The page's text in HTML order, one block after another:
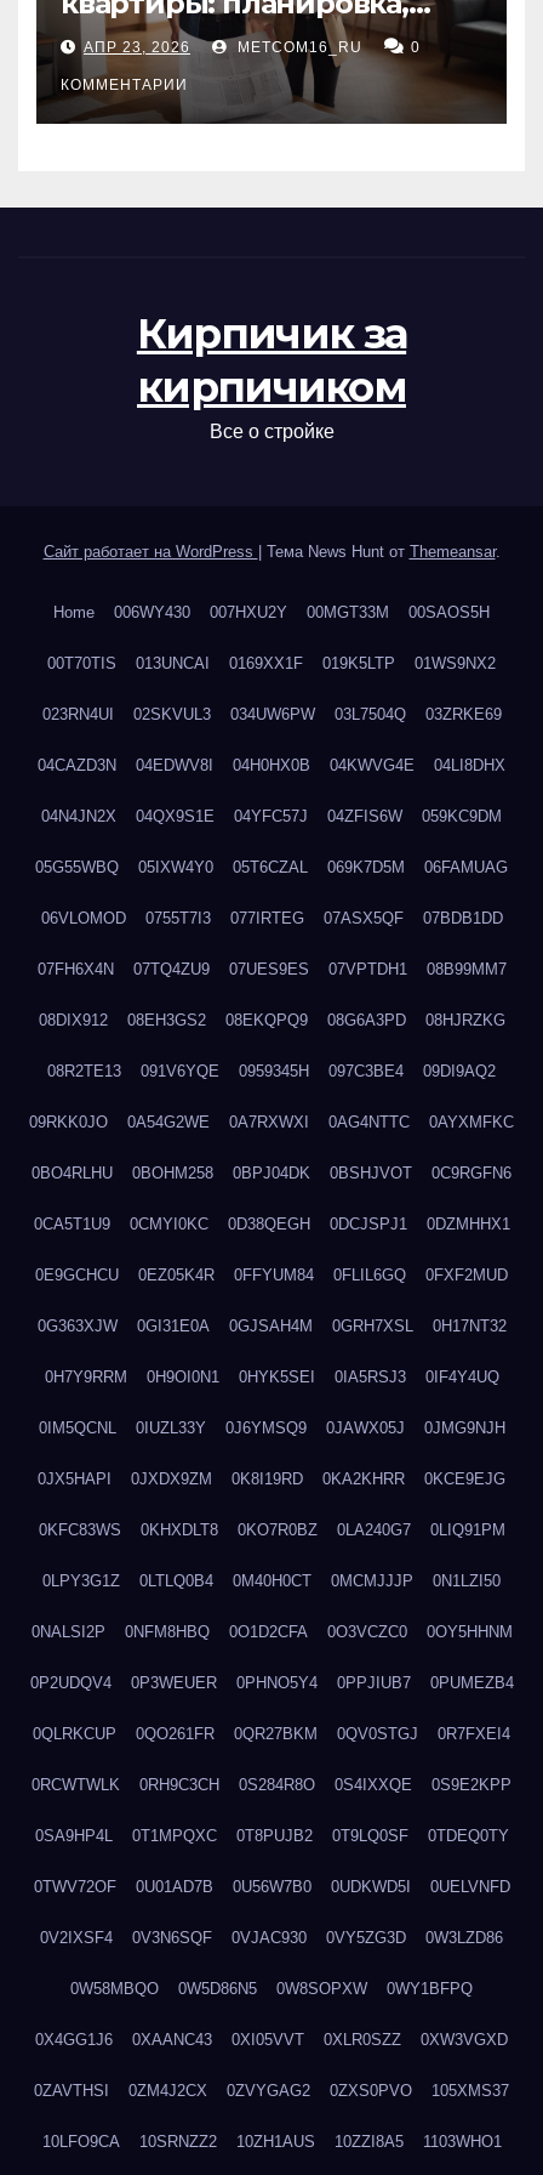
состояние жилья и
проверка документов
АПР 23, 2026 METCOM16_RU 0
КОММЕНТАРИИ
Кирпичик за
кирпичиком
Все о стройке
Сайт работает на WordPress Тема News Hunt от Themeansar.
Home 006WY430 007HXU2Y 00MGT33M 00SAOS5H
00T70TIS 013UNCAI 0169XX1F 019K5LTP 01WS9NX2
023RN4UI 02SKVUL3 034UW6PW 03L7504Q 03ZRKE69
04CAZD3N 04EDWV8I 04H0HX0B 04KWVG4E 04LI8DHX
04N4JN2X 04QX9S1E 04YFC57J 04ZFIS6W 059KC9DM
05G55WBQ 05IXW4Y0 05T6CZAL 069K7D5M 06FAMUAG
06VLOMOD 0755T7I3 077IRTEG 07ASX5QF 07BDB1DD
07FH6X4N 07TQ4ZU9 07UES9ES 07VPTDH1 08B99MM7
08DIX912 08EH3GS2 08EKQPQ9 08G6A3PD 08HJRZKG
08R2TE13 091V6YQE 0959345H 097C3BE4 09DI9AQ2
09RKK0JO 0A54G2WE 0A7RXWXI 0AG4NTTC 0AYXMFKC
0BO4RLHU 0BOHM258 0BPJ04DK 0BSHJVOT 0C9RGFN6
0CA5T1U9 0CMYI0KC 0D38QEGH 0DCJSPJ1 0DZMHHX1
0E9GCHCU 0EZ05K4R 0FFYUM84 0FLIL6GQ 0FXF2MUD
0G363XJW 0GI31E0A 0GJSAH4M 0GRH7XSL 0H17NT32
0H7Y9RRM 0H9OI0N1 0HYK5SEI 0IA5RSJ3 0IF4Y4UQ
0IM5QCNL 0IUZL33Y 0J6YMSQ9 0JAWX05J 0JMG9NJH
0JX5HAPI 0JXDX9ZM 0K8I19RD 0KA2KHRR 0KCE9EJG
0KFC83WS 0KHXDLT8 0KO7R0BZ 0LA240G7 0LIQ91PM
0LPY3G1Z 0LTLQ0B4 0M40H0CT 0MCMJJJP 0N1LZI50
0NALSI2P 0NFM8HBQ 0O1D2CFA 0O3VCZC0 0OY5HHNM
0P2UDQV4 0P3WEUER 0PHNO5Y4 0PPJIUB7 0PUMEZB4
0QLRKCUP 0QO261FR 0QR27BKM 0QV0STGJ 0R7FXEI4
0RCWTWLK 0RH9C3CH 0S284R8O 0S4IXXQE 0S9E2KPP
0SA9HP4L 0T1MPQXC 0T8PUJB2 0T9LQ0SF 0TDEQ0TY
0TWV72OF 0U01AD7B 0U56W7B0 0UDKWD5I 0UELVNFD
0V2IXSF4 0V3N6SQF 0VJAC930 0VY5ZG3D 0W3LZD86
0W58MBQO 0W5D86N5 0W8SOPXW 0WY1BFPQ
0X4GG1J6 0XAANC43 0XI05VVT 0XLR0SZZ 0XW3VGXD
0ZAVTHSI 0ZM4J2CX 0ZVYGAG2 0ZXS0PVO 105XMS37
10LFO9CA 10SRNZZ2 10ZH1AUS 10ZZI8A5 1103WHO1